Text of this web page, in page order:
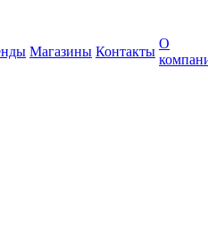
Магазины Контакты
О